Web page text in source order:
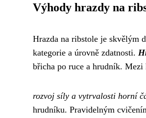
Výhody hrazdy na
Hrazda na ribstole je skvělým
kategorie a úrovně zdatnosti.
břicha po ruce a hrudník.
rozvoj síly a vytrvalosti horní
hrudníku. Pravidelným